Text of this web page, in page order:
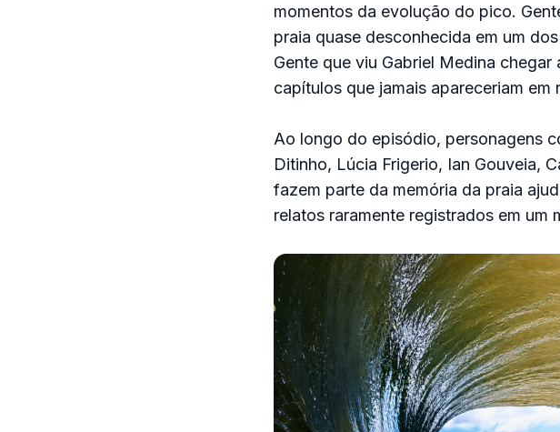
momentos da evolução do pico.
praia quase desconhecida em um
Gente que viu Gabriel Medina
capítulos que jamais apareceriam
Ao longo do episódio, personagens
Ditinho, Lúcia Frigerio, Ian Gouveia,
fazem parte da memória da praia
relatos raramente registrados em um